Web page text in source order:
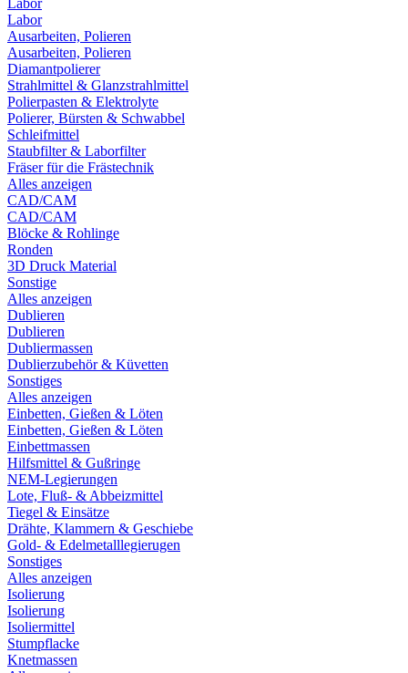
Labor
Labor
Ausarbeiten, Polieren
Ausarbeiten, Polieren
Diamantpolierer
Strahlmittel & Glanzstrahlmittel
Polierpasten & Elektrolyte
Polierer, Bürsten & Schwabbel
Schleifmittel
Staubfilter & Laborfilter
Fräser für die Frästechnik
Alles anzeigen
CAD/CAM
CAD/CAM
Blöcke & Rohlinge
Ronden
3D Druck Material
Sonstige
Alles anzeigen
Dublieren
Dublieren
Dubliermassen
Dublierzubehör & Küvetten
Sonstiges
Alles anzeigen
Einbetten, Gießen & Löten
Einbetten, Gießen & Löten
Einbettmassen
Hilfsmittel & Gußringe
NEM-Legierungen
Lote, Fluß- & Abbeizmittel
Tiegel & Einsätze
Drähte, Klammern & Geschiebe
Gold- & Edelmetalllegierugen
Sonstiges
Alles anzeigen
Isolierung
Isolierung
Isoliermittel
Stumpflacke
Knetmassen